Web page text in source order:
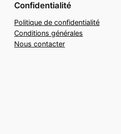
Confidentialité
Politique de confidentialité
Conditions générales
Nous contacter